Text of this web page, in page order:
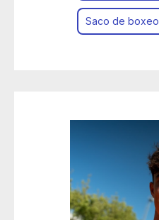
Saco de boxeo